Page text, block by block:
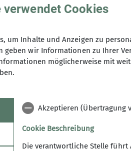
hinausgeht.
erfahrt ihr mehr:
verwendet Cookies
um Inhalte und Anzeigen zu
geben wir Informationen zu Ihrer
möglicherweise mit
Akzeptieren (Übertragung
Cookie Beschreibung
Die verantwortliche Stelle führt